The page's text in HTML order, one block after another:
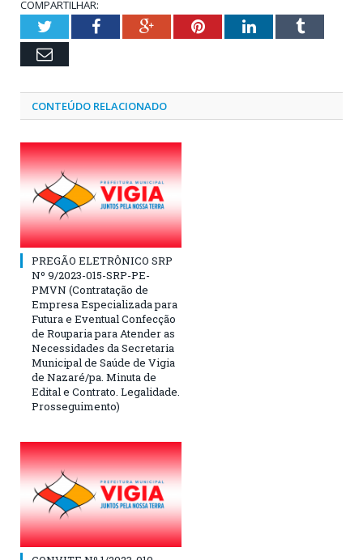
COMPARTILHAR:
TwitterFacebookGoogle+PinterestLinkedInTumblr
Email
CONTEÚDO RELACIONADO
PREGÃO ELETRÔNICO SRP
Nº 9/2023-015-SRP-PE-
PMVN (Contratação de
Empresa Especializada para
Futura e Eventual Confecção
de Rouparia para Atender as
Necessidades da Secretaria
Municipal de Saúde de Vigia
de Nazaré/pa. Minuta de
Edital e Contrato. Legalidade.
Prosseguimento)